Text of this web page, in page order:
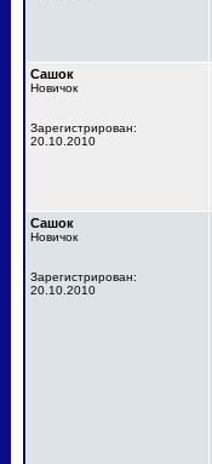
Сашок
Новичок
Зарегистрирован:
20.10.2010
Сашок
Новичок
Зарегистрирован:
20.10.2010